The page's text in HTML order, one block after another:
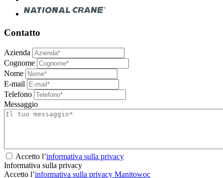
Contatto
Azienda
Cognome
Nome
E-mail
Telefono
Messaggio
Accetto l’informativa sulla privacy
Informativa sulla privacy
Accetto l’informativa sulla privacy Manitowoc